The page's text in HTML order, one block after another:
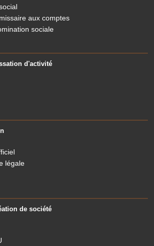
aux comptes
sociale
d'activité
légale
de société